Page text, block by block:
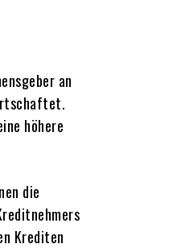
an
höhere
die
Krediten